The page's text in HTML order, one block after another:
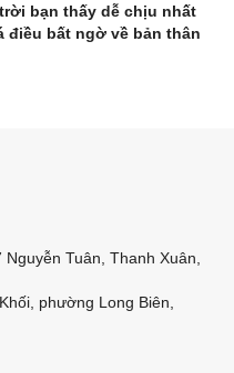
bạn thấy dễ chịu nhất
điều bất ngờ về bản thân
Tuân, Thanh Xuân,
phường Long Biên,